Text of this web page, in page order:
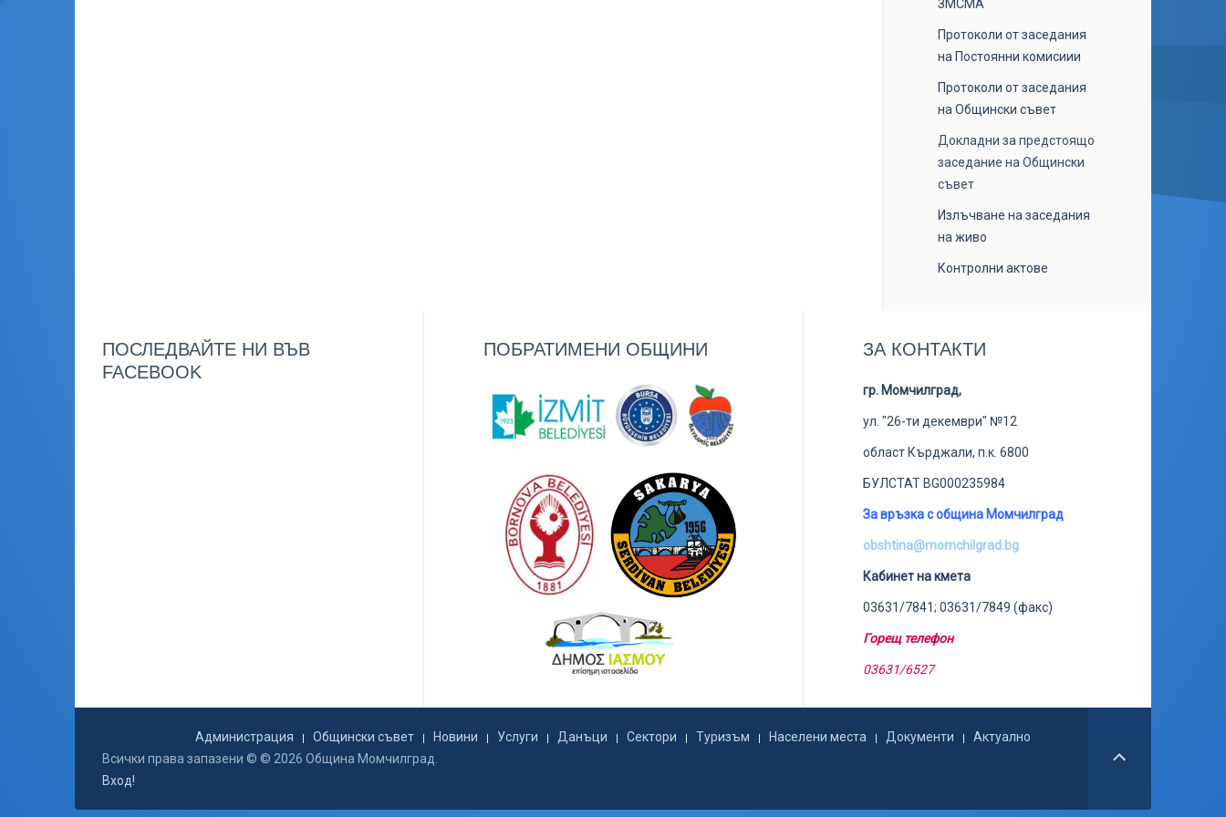
ЗМСМА
Протоколи от заседания
на Постоянни комисиии
Протоколи от заседания
на Общински съвет
Докладни за предстоящо
заседание на Общински
съвет
Излъчване на заседания
на живо
Контролни актове
ПОСЛЕДВАЙТЕ НИ ВЪВ
FACEBOOK
ПОБРАТИМЕНИ ОБЩИНИ ЗА КОНТАКТИ
гр. Момчилград,
ул. "26-ти декември" №12
област Кърджали, п.к. 6800
БУЛСТАТ BG000235984
За връзка с община Момчилград
obshtina@momchilgrad.bg
Кабинет на кмета
03631/7841; 03631/7849 (факс)
Горещ телефон
03631/6527
Администрация Общински съвет Новини Услуги Данъци Сектори Туризъм Населени места Документи
Актуално
Всички права запазени © © 2026 Община Момчилград.
Вход!